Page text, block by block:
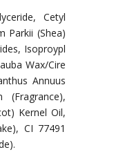
Cetyl
Parkii (Shea)
Isoproypl
Wax/Cire
Annuus
Kernel Oil,
CI 77491